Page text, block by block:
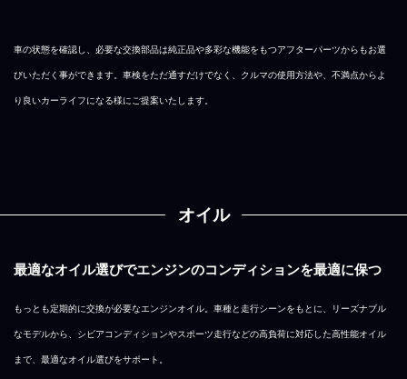
車の状態を確認し、必要な交換部品は純正品や多彩な機能をもつアフターパーツからもお選
びいただく事ができます。車検をただ通すだけでなく、クルマの使用方法や、不満点からよ
り良いカーライフになる様にご提案いたします。
オイル
最適なオイル選びでエンジンのコンディションを最適に保つ
もっとも定期的に交換が必要なエンジンオイル。車種と走行シーンをもとに、リーズナブル
なモデルから、シビアコンディションやスポーツ走行などの高負荷に対応した高性能オイル
まで、最適なオイル選びをサポート。